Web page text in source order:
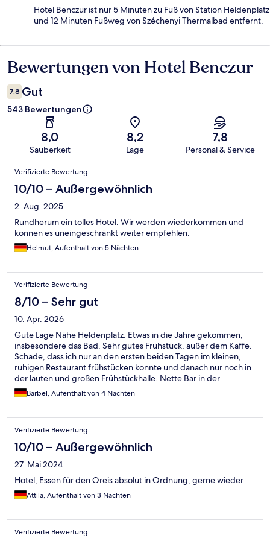
Hotel Benczur ist nur 5 Minuten zu Fuß von Station Heldenplatz
und 12 Minuten Fußweg von Széchenyi Thermalbad entfernt.
Bewertungen
Bewertungen von Hotel Benczur
7,8 Gut
543 Bewertungen
8,0
Sauberkeit
8,2
Lage
7,8
Personal & Service
Bewertungen
Verifizierte Bewertung
10/10 – Außergewöhnlich
2. Aug. 2025
Rundherum ein tolles Hotel. Wir werden wiederkommen und
können es uneingeschränkt weiter empfehlen.
Helmut, Aufenthalt von 5 Nächten
Verifizierte Bewertung
8/10 – Sehr gut
10. Apr. 2026
Gute Lage Nähe Heldenplatz. Etwas in die Jahre gekommen,
insbesondere das Bad. Sehr gutes Frühstück, außer dem Kaffe.
Schade, dass ich nur an den ersten beiden Tagen im kleinen,
ruhigen Restaurant frühstücken konnte und danach nur noch in
der lauten und großen Frühstückhalle. Nette Bar in der
Hotelhalle und kleines Restaurant. Personal freundlich, aber
abends in der Bar wenig engagiert. Hotel sehr hellhörig. Zwei
zweckmäßiges Hotel, das gut geeignet ist für Städtetour nach
Budapest.
Bärbel, Aufenthalt von 4 Nächten
Verifizierte Bewertung
10/10 – Außergewöhnlich
27. Mai 2024
Hotel, Essen für den Oreis absolut in Ordnung, gerne wieder
Attila, Aufenthalt von 3 Nächten
Verifizierte Bewertung